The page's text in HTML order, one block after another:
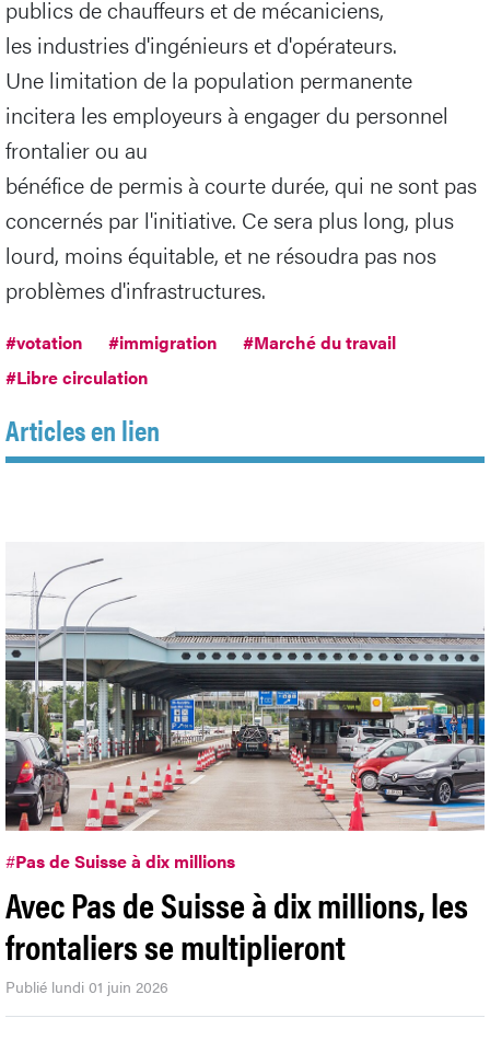
publics de chauffeurs et de mécaniciens,
les industries d'ingénieurs et d'opérateurs.
Une limitation de la population permanente
incitera les employeurs à engager du personnel
frontalier ou au
bénéfice de permis à courte durée, qui ne sont pas
concernés par l'initiative. Ce sera plus long, plus
lourd, moins équitable, et ne résoudra pas nos
problèmes d'infrastructures.
#votation #immigration
#Marché du travail
#Libre circulation
Articles en lien
#Pas de Suisse à dix millions
Avec Pas de Suisse à dix millions, les
frontaliers se multiplieront
Publié lundi 01 juin 2026